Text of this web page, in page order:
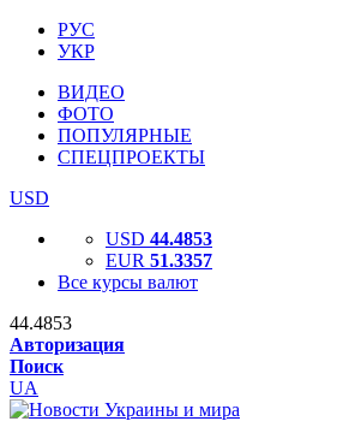
РУС
УКР
ВИДЕО
ФОТО
ПОПУЛЯРНЫЕ
СПЕЦПРОЕКТЫ
USD
USD 44.4853
EUR 51.3357
Все курсы валют
44.4853
Авторизация
Поиск
UA